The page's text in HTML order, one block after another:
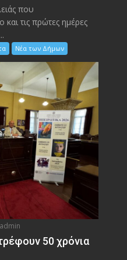
που
τις πρώτες ημέρες
Νέα των Δήμων
50 χρόνια